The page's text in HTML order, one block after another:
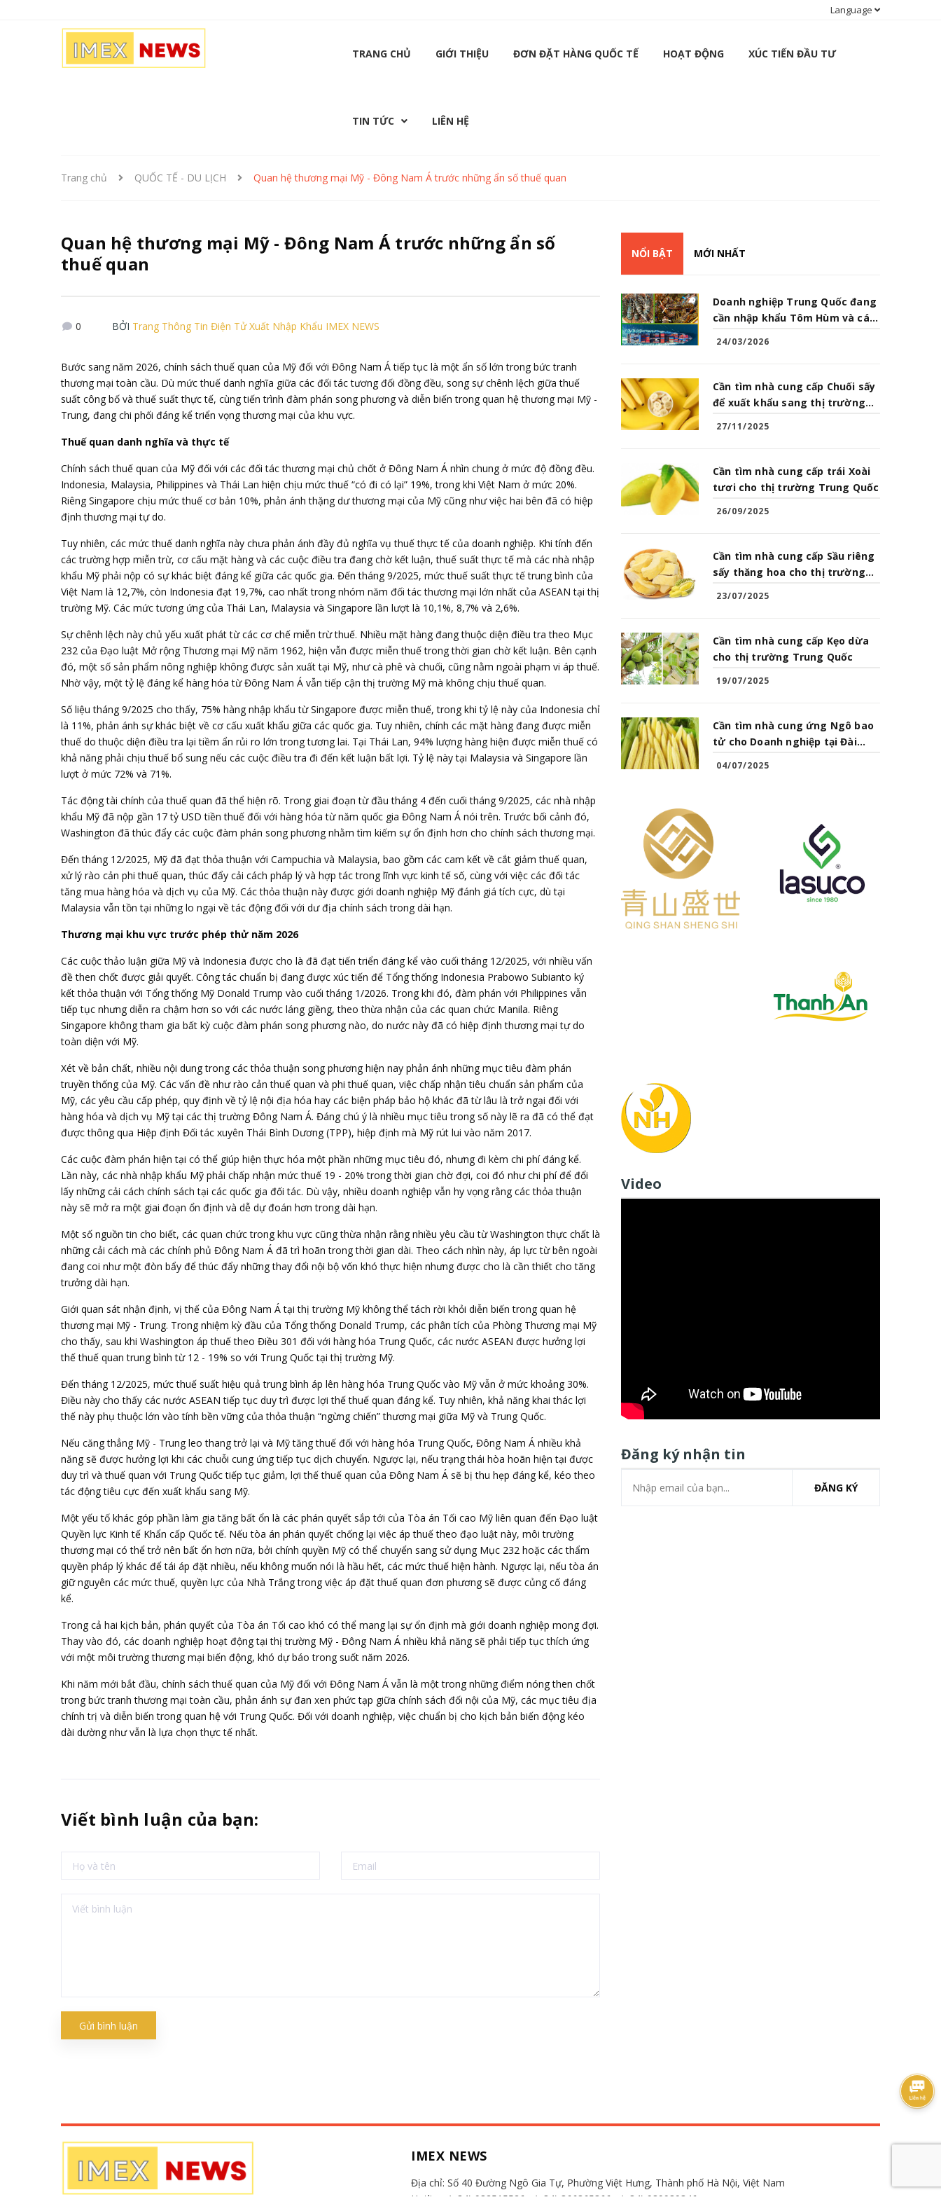
Language
TRANG CHỦ GIỚI THIỆU ĐƠN ĐẶT HÀNG QUỐC TẾ HOẠT ĐỘNG XÚC TIẾN ĐẦU TƯ
TIN TỨC LIÊN HỆ
Trang chủ QUỐC TẾ - DU LỊCH Quan hệ thương mại Mỹ - Đông Nam Á trước những ẩn số thuế quan
Quan hệ thương mại Mỹ - Đông Nam Á trước những ẩn số
thuế quan
0 BỞI Trang Thông Tin Điện Tử Xuất Nhập Khẩu IMEX NEWS
Bước sang năm 2026, chính sách thuế quan của Mỹ đối với Đông Nam Á tiếp tục là một ẩn số lớn trong bức tranh
thương mại toàn cầu. Dù mức thuế danh nghĩa giữa các đối tác tương đối đồng đều, song sự chênh lệch giữa thuế
suất công bố và thuế suất thực tế, cùng tiến trình đàm phán song phương và diễn biến trong quan hệ thương mại Mỹ -
Trung, đang chi phối đáng kể triển vọng thương mại của khu vực.
Thuế quan danh nghĩa và thực tế
Chính sách thuế quan của Mỹ đối với các đối tác thương mại chủ chốt ở Đông Nam Á nhìn chung ở mức độ đồng đều.
Indonesia, Malaysia, Philippines và Thái Lan hiện chịu mức thuế “có đi có lại” 19%, trong khi Việt Nam ở mức 20%.
Riêng Singapore chịu mức thuế cơ bản 10%, phản ánh thặng dư thương mại của Mỹ cũng như việc hai bên đã có hiệp
định thương mại tự do.
Tuy nhiên, các mức thuế danh nghĩa này chưa phản ánh đầy đủ nghĩa vụ thuế thực tế của doanh nghiệp. Khi tính đến
các trường hợp miễn trừ, cơ cấu mặt hàng và các cuộc điều tra đang chờ kết luận, thuế suất thực tế mà các nhà nhập
khẩu Mỹ phải nộp có sự khác biệt đáng kể giữa các quốc gia. Đến tháng 9/2025, mức thuế suất thực tế trung bình của
Việt Nam là 12,7%, còn Indonesia đạt 19,7%, cao nhất trong nhóm năm đối tác thương mại lớn nhất của ASEAN tại thị
trường Mỹ. Các mức tương ứng của Thái Lan, Malaysia và Singapore lần lượt là 10,1%, 8,7% và 2,6%.
Sự chênh lệch này chủ yếu xuất phát từ các cơ chế miễn trừ thuế. Nhiều mặt hàng đang thuộc diện điều tra theo Mục
232 của Đạo luật Mở rộng Thương mại Mỹ năm 1962, hiện vẫn được miễn thuế trong thời gian chờ kết luận. Bên cạnh
đó, một số sản phẩm nông nghiệp không được sản xuất tại Mỹ, như cà phê và chuối, cũng nằm ngoài phạm vi áp thuế.
Nhờ vậy, một tỷ lệ đáng kể hàng hóa từ Đông Nam Á vẫn tiếp cận thị trường Mỹ mà không chịu thuế quan.
Số liệu tháng 9/2025 cho thấy, 75% hàng nhập khẩu từ Singapore được miễn thuế, trong khi tỷ lệ này của Indonesia chỉ
là 11%, phản ánh sự khác biệt về cơ cấu xuất khẩu giữa các quốc gia. Tuy nhiên, chính các mặt hàng đang được miễn
thuế do thuộc diện điều tra lại tiềm ẩn rủi ro lớn trong tương lai. Tại Thái Lan, 94% lượng hàng hiện được miễn thuế có
khả năng phải chịu thuế bổ sung nếu các cuộc điều tra đi đến kết luận bất lợi. Tỷ lệ này tại Malaysia và Singapore lần
lượt ở mức 72% và 71%.
Tác động tài chính của thuế quan đã thể hiện rõ. Trong giai đoạn từ đầu tháng 4 đến cuối tháng 9/2025, các nhà nhập
khẩu Mỹ đã nộp gần 17 tỷ USD tiền thuế đối với hàng hóa từ năm quốc gia Đông Nam Á nói trên. Trước bối cảnh đó,
Washington đã thúc đẩy các cuộc đàm phán song phương nhằm tìm kiếm sự ổn định hơn cho chính sách thương mại.
Đến tháng 12/2025, Mỹ đã đạt thỏa thuận với Campuchia và Malaysia, bao gồm các cam kết về cắt giảm thuế quan,
xử lý rào cản phi thuế quan, thúc đẩy cải cách pháp lý và hợp tác trong lĩnh vực kinh tế số, cùng với việc các đối tác
tăng mua hàng hóa và dịch vụ của Mỹ. Các thỏa thuận này được giới doanh nghiệp Mỹ đánh giá tích cực, dù tại
Malaysia vẫn tồn tại những lo ngại về tác động đối với dư địa chính sách trong dài hạn.
Thương mại khu vực trước phép thử năm 2026
Các cuộc thảo luận giữa Mỹ và Indonesia được cho là đã đạt tiến triển đáng kể vào cuối tháng 12/2025, với nhiều vấn
đề then chốt được giải quyết. Công tác chuẩn bị đang được xúc tiến để Tổng thống Indonesia Prabowo Subianto ký
kết thỏa thuận với Tổng thống Mỹ Donald Trump vào cuối tháng 1/2026. Trong khi đó, đàm phán với Philippines vẫn
tiếp tục nhưng diễn ra chậm hơn so với các nước láng giềng, theo thừa nhận của các quan chức Manila. Riêng
Singapore không tham gia bất kỳ cuộc đàm phán song phương nào, do nước này đã có hiệp định thương mại tự do
toàn diện với Mỹ.
Xét về bản chất, nhiều nội dung trong các thỏa thuận song phương hiện nay phản ánh những mục tiêu đàm phán
truyền thống của Mỹ. Các vấn đề như rào cản thuế quan và phi thuế quan, việc chấp nhận tiêu chuẩn sản phẩm của
Mỹ, các yêu cầu cấp phép, quy định về tỷ lệ nội địa hóa hay các biện pháp bảo hộ khác đã từ lâu là trở ngại đối với
hàng hóa và dịch vụ Mỹ tại các thị trường Đông Nam Á. Đáng chú ý là nhiều mục tiêu trong số này lẽ ra đã có thể đạt
được thông qua Hiệp định Đối tác xuyên Thái Bình Dương (TPP), hiệp định mà Mỹ rút lui vào năm 2017.
Các cuộc đàm phán hiện tại có thể giúp hiện thực hóa một phần những mục tiêu đó, nhưng đi kèm chi phí đáng kể.
Lần này, các nhà nhập khẩu Mỹ phải chấp nhận mức thuế 19 - 20% trong thời gian chờ đợi, coi đó như chi phí để đổi
lấy những cải cách chính sách tại các quốc gia đối tác. Dù vậy, nhiều doanh nghiệp vẫn hy vọng rằng các thỏa thuận
này sẽ mở ra một giai đoạn ổn định và dễ dự đoán hơn trong dài hạn.
Một số nguồn tin cho biết, các quan chức trong khu vực cũng thừa nhận rằng nhiều yêu cầu từ Washington thực chất là
những cải cách mà các chính phủ Đông Nam Á đã trì hoãn trong thời gian dài. Theo cách nhìn này, áp lực từ bên ngoài
đang coi như một đòn bẩy để thúc đẩy những thay đổi nội bộ vốn khó thực hiện nhưng được cho là cần thiết cho tăng
trưởng dài hạn.
Giới quan sát nhận định, vị thế của Đông Nam Á tại thị trường Mỹ không thể tách rời khỏi diễn biến trong quan hệ
thương mại Mỹ - Trung. Trong nhiệm kỳ đầu của Tổng thống Donald Trump, các phân tích của Phòng Thương mại Mỹ
cho thấy, sau khi Washington áp thuế theo Điều 301 đối với hàng hóa Trung Quốc, các nước ASEAN được hưởng lợi
thế thuế quan trung bình từ 12 - 19% so với Trung Quốc tại thị trường Mỹ.
Đến tháng 12/2025, mức thuế suất hiệu quả trung bình áp lên hàng hóa Trung Quốc vào Mỹ vẫn ở mức khoảng 30%.
Điều này cho thấy các nước ASEAN tiếp tục duy trì được lợi thế thuế quan đáng kể. Tuy nhiên, khả năng khai thác lợi
thế này phụ thuộc lớn vào tính bền vững của thỏa thuận “ngừng chiến” thương mại giữa Mỹ và Trung Quốc.
Nếu căng thẳng Mỹ - Trung leo thang trở lại và Mỹ tăng thuế đối với hàng hóa Trung Quốc, Đông Nam Á nhiều khả
năng sẽ được hưởng lợi khi các chuỗi cung ứng tiếp tục dịch chuyển. Ngược lại, nếu trạng thái hòa hoãn hiện tại được
duy trì và thuế quan với Trung Quốc tiếp tục giảm, lợi thế thuế quan của Đông Nam Á sẽ bị thu hẹp đáng kể, kéo theo
tác động tiêu cực đến xuất khẩu sang Mỹ.
Một yếu tố khác góp phần làm gia tăng bất ổn là các phán quyết sắp tới của Tòa án Tối cao Mỹ liên quan đến Đạo luật
Quyền lực Kinh tế Khẩn cấp Quốc tế. Nếu tòa án phán quyết chống lại việc áp thuế theo đạo luật này, môi trường
thương mại có thể trở nên bất ổn hơn nữa, bởi chính quyền Mỹ có thể chuyển sang sử dụng Mục 232 hoặc các thẩm
quyền pháp lý khác để tái áp đặt nhiều, nếu không muốn nói là hầu hết, các mức thuế hiện hành. Ngược lại, nếu tòa án
giữ nguyên các mức thuế, quyền lực của Nhà Trắng trong việc áp đặt thuế quan đơn phương sẽ được củng cố đáng
kể.
Trong cả hai kịch bản, phán quyết của Tòa án Tối cao khó có thể mang lại sự ổn định mà giới doanh nghiệp mong đợi.
Thay vào đó, các doanh nghiệp hoạt động tại thị trường Mỹ - Đông Nam Á nhiều khả năng sẽ phải tiếp tục thích ứng
với một môi trường thương mại biến động, khó dự báo trong suốt năm 2026.
Khi năm mới bắt đầu, chính sách thuế quan của Mỹ đối với Đông Nam Á vẫn là một trong những điểm nóng then chốt
trong bức tranh thương mại toàn cầu, phản ánh sự đan xen phức tạp giữa chính sách đối nội của Mỹ, các mục tiêu địa
chính trị và diễn biến trong quan hệ với Trung Quốc. Đối với doanh nghiệp, việc chuẩn bị cho kịch bản biến động kéo
dài dường như vẫn là lựa chọn thực tế nhất.
Viết bình luận của bạn:
Gửi bình luận
NỔI BẬT MỚI NHẤT
Doanh nghiệp Trung Quốc đang
cần nhập khẩu Tôm Hùm và các
24/03/2026
Cần tìm nhà cung cấp Chuối sấy
để xuất khẩu sang thị trường
27/11/2025
Cần tìm nhà cung cấp trái Xoài
tươi cho thị trường Trung Quốc
26/09/2025
Cần tìm nhà cung cấp Sầu riêng
sấy thăng hoa cho thị trường
23/07/2025
Cần tìm nhà cung cấp Kẹo dừa
cho thị trường Trung Quốc
19/07/2025
Cần tìm nhà cung ứng Ngô bao
tử cho Doanh nghiệp tại Đài
04/07/2025
Video
Đăng ký nhận tin
ĐĂNG KÝ
IMEX NEWS
Địa chỉ: Số 40 Đường Ngô Gia Tự, Phường Việt Hưng, Thành phố Hà Nội, Việt Nam